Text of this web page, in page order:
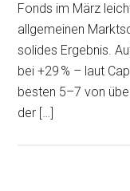
Fonds im März
allgemeinen
solides Ergebnis.
bei +29 % – laut
besten 5–7 von
der […]